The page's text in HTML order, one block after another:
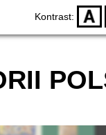
Kontrast: D